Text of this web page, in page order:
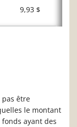
9,93 $
être
le montant
ayant des